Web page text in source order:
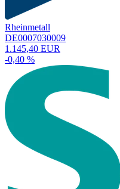
Rheinmetall
DE0007030009
1.145,40 EUR
-0,40 %